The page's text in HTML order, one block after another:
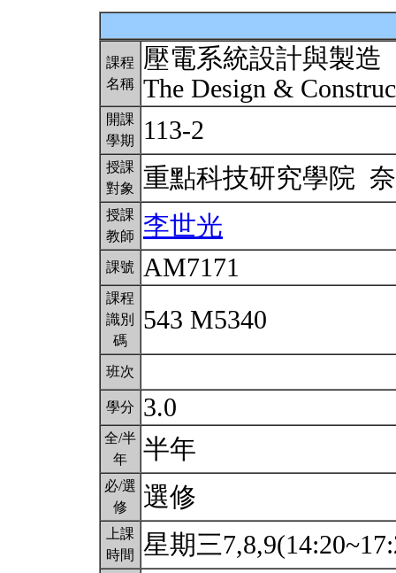
課程
名稱
壓電系統設計與製造
The Design &
開課
學期
113-2
授課
對象
重點科技研究學院
授課
教師
李世光
課號 AM7171
課程
識別
碼
543 M5340
班次
學分 3.0
全/半
年
半年
必/選
修
選修
上課
時間
星期三